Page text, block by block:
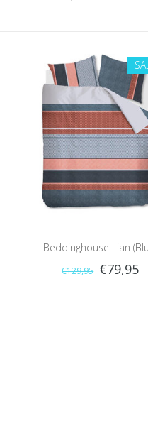
Beddinghouse Lian
€129,95 €79,95